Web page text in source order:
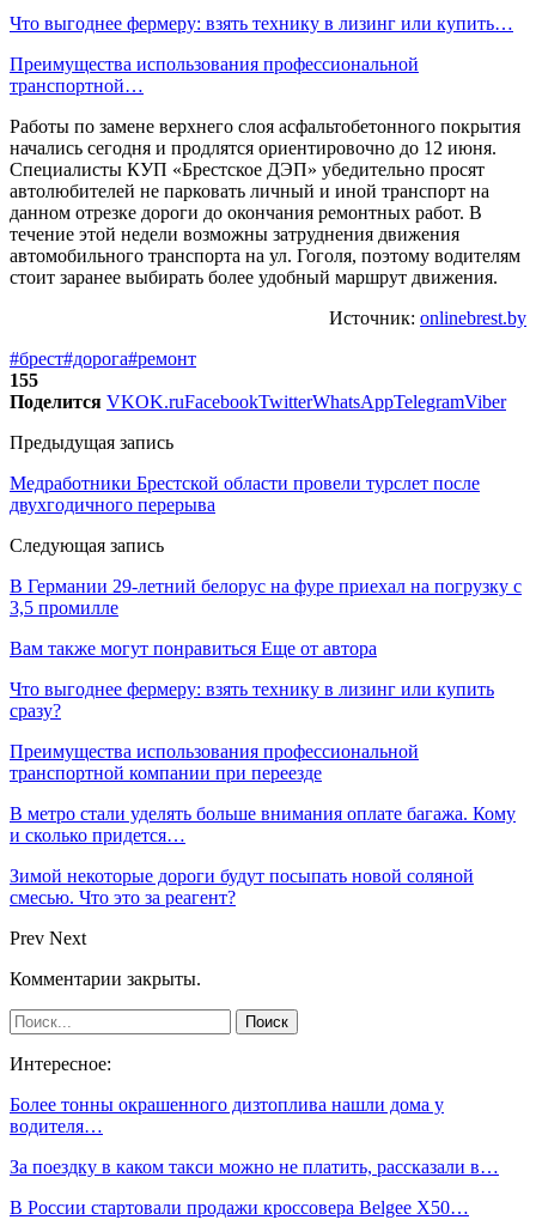
Что выгоднее фермеру: взять технику в лизинг или купить…
Преимущества использования профессиональной
транспортной…
Работы по замене верхнего слоя асфальтобетонного покрытия
начались сегодня и продлятся ориентировочно до 12 июня.
Специалисты КУП «Брестское ДЭП» убедительно просят
автолюбителей не парковать личный и иной транспорт на
данном отрезке дороги до окончания ремонтных работ. В
течение этой недели возможны затруднения движения
автомобильного транспорта на ул. Гоголя, поэтому водителям
стоит заранее выбирать более удобный маршрут движения.
Источник: onlinebrest.by
#брест#дорога#ремонт
155
Поделится VKOK.ruFacebookTwitterWhatsAppTelegramViber
Предыдущая запись
Медработники Брестской области провели турслет после
двухгодичного перерыва
Следующая запись
В Германии 29-летний белорус на фуре приехал на погрузку с
3,5 промилле
Вам также могут понравиться Еще от автора
Что выгоднее фермеру: взять технику в лизинг или купить
сразу?
Преимущества использования профессиональной
транспортной компании при переезде
В метро стали уделять больше внимания оплате багажа. Кому
и сколько придется…
Зимой некоторые дороги будут посыпать новой соляной
смесью. Что это за реагент?
Prev Next
Комментарии закрыты.
Интересное:
Более тонны окрашенного дизтоплива нашли дома у
водителя…
За поездку в каком такси можно не платить, рассказали в…
В России стартовали продажи кроссовера Belgee X50…